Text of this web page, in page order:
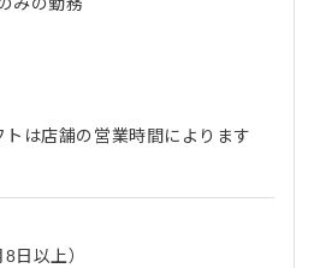
は店舗の営業時間によります
日以上）